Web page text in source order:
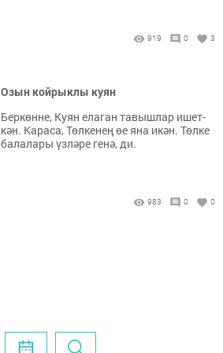
919 0 3
Озын койрыклы куян
Бер­көн­не, Ку­ян ела­ган та­выш­лар ишет­
кән. Ка­ра­са, Төл­ке­нең өе яна икән. Төл­ке
ба­ла­ла­ры үз­лә­ре ге­нә, ди.
983 0 0